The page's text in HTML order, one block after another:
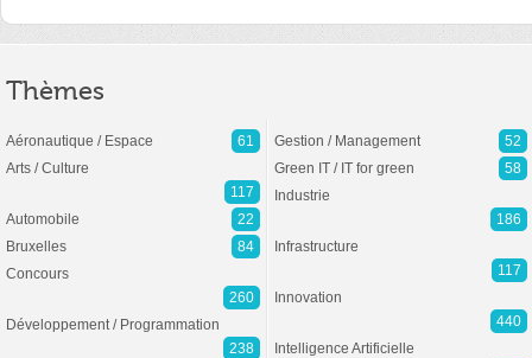
Thèmes
Aéronautique / Espace
61
Arts / Culture
117
Automobile
22
Bruxelles
84
Concours
260
Développement / Programmation
238
Gestion / Management
52
Green IT / IT for green
58
Industrie
186
Infrastructure
117
Innovation
440
Intelligence Artificielle